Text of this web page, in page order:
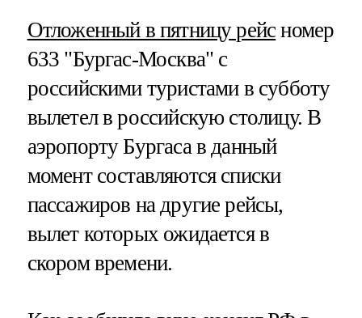
Отложенный в пятницу рейсномер
633 "Бургас-Москва" с
российскими туристами в субботу
вылетел в российскую столицу. В
аэропорту Бургаса в данный
момент составляются списки
пассажиров на другие рейсы,
вылет которых ожидается в
скором времени.